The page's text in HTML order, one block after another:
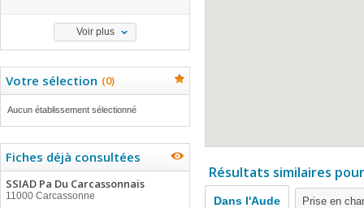
Voir plus
Votre sélection (0)
Aucun établissement sélectionné
Fiches déjà consultées
SSIAD Pa Du Carcassonnais
11000 Carcassonne
Résultats similaires
Dans l'Aude Prise en